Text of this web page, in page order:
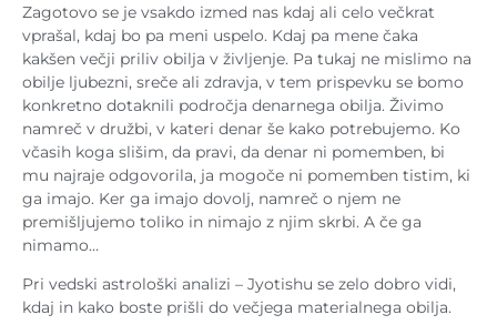
Zagotovo se je vsakdo izmed nas kdaj ali celo večkrat
vprašal, kdaj bo pa meni uspelo. Kdaj pa mene čaka
kakšen večji priliv obilja v življenje. Pa tukaj ne mislimo na
obilje ljubezni, sreče ali zdravja, v tem prispevku se bomo
konkretno dotaknili področja denarnega obilja. Živimo
namreč v družbi, v kateri denar še kako potrebujemo. Ko
včasih koga slišim, da pravi, da denar ni pomemben, bi
mu najraje odgovorila, ja mogoče ni pomemben tistim, ki
ga imajo. Ker ga imajo dovolj, namreč o njem ne
premišljujemo toliko in nimajo z njim skrbi. A če ga
nimamo…
Pri vedski astrološki analizi – Jyotishu se zelo dobro vidi,
kdaj in kako boste prišli do večjega materialnega obilja.